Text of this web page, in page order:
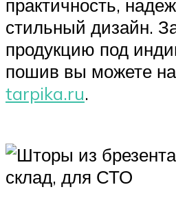
практичность,
стильный дизайн.
продукцию под
пошив вы можете
tarpika.ru.